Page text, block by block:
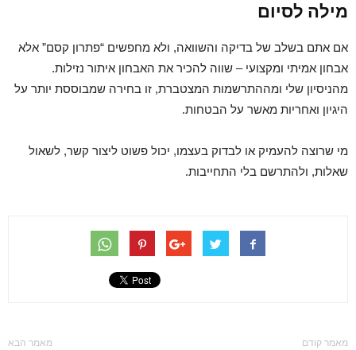
מילה לסיום
אם אתם בשלב של בדיקה והשוואה, ולא מחפשים “פתרון קסם” אלא
אבחון אמיתי ומקצועי – שווה להכיר את האבחון איתור נזילות.
מהניסיון שלי ומההתרשמות המצטברת, זו בחירה שמבוססת יותר על
היגיון ואחריות מאשר על הבטחות.
מי שרוצה להעמיק או לבדוק בעצמו, יכול פשוט ליצור קשר, לשאול
שאלות, ולהתרשם בלי התחייבות.
מאמר קודם מאמר הבא